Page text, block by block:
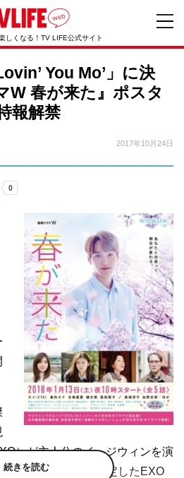
しくなる！TV LIFE公式サイト
You Mo’」に決
W 春が来た』ポスタ
報解禁
2017年10月24日
）が主人公のイ・ジウィンを演
来た』。主題歌に決定したEXO
続きを読む